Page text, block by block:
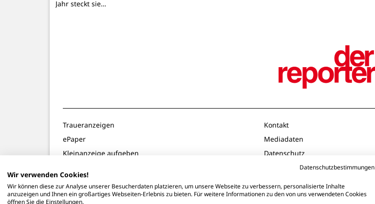
Jahr steckt sie…
Traueranzeigen
ePaper
Kleinanzeige aufgeben
Kontakt
Mediadaten
Datenschutz
ImpressumDatenschutzbestimmungen
Wir verwenden Cookies!
Wir können diese zur Analyse unserer Besucherdaten platzieren, um unsere Webseite zu verbessern, personalisierte Inhalte
anzuzeigen und Ihnen ein großartiges Webseiten-Erlebnis zu bieten. Für weitere Informationen zu den von uns verwendeten Cookies
öffnen Sie die Einstellungen.